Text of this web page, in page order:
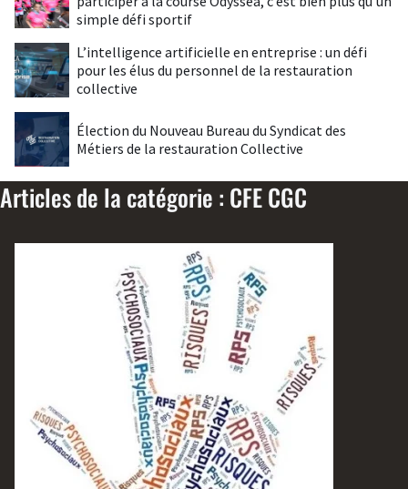
simple défi sportif
L’intelligence artificielle en entreprise : un défi
pour les élus du personnel de la restauration
collective
Élection du Nouveau Bureau du Syndicat des
Métiers de la restauration Collective
Articles de la catégorie : CFE CGC